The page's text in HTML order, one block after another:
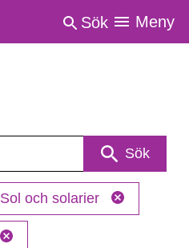
Sök Meny
Sök
Sol och solarier